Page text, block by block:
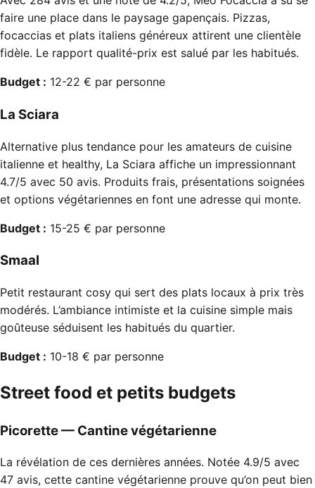
faire une place dans le paysage gapençais. Pizzas,
focaccias et plats italiens généreux attirent une clientèle
fidèle. Le rapport qualité-prix est salué par les habitués.
Budget : 12-22 € par personne
La Sciara
Alternative plus tendance pour les amateurs de cuisine
italienne et healthy, La Sciara affiche un impressionnant
4.7/5 avec 50 avis. Produits frais, présentations soignées
et options végétariennes en font une adresse qui monte.
Budget : 15-25 € par personne
Smaal
Petit restaurant cosy qui sert des plats locaux à prix très
modérés. L’ambiance intimiste et la cuisine simple mais
goûteuse séduisent les habitués du quartier.
Budget : 10-18 € par personne
Street food et petits budgets
Picorette — Cantine végétarienne
La révélation de ces dernières années. Notée 4.9/5 avec
47 avis, cette cantine végétarienne prouve qu’on peut bien